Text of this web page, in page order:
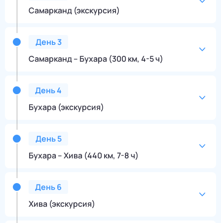
Самарканд (экскурсия)
День3
Самарканд – Бухара (300 км, 4-5 ч)
День4
Бухара (экскурсия)
День5
Бухара – Хива (440 км, 7-8 ч)
День6
Хива (экскурсия)